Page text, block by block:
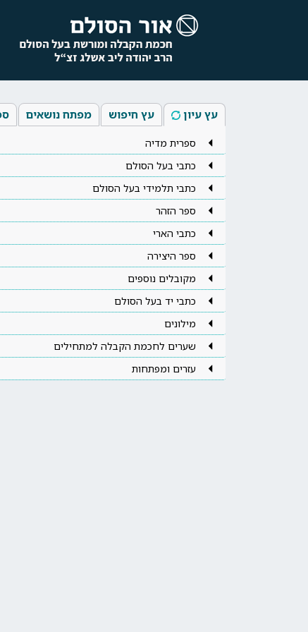
עץ עיון עץ חיפוש מפתח נושאים
ספרית מדיה
כתבי בעל הסולם
כתבי תלמידי בעל הסולם
ספר הזהר
כתבי הארי
ספר היצירה
מקובלים נוספים
כתבי יד בעל הסולם
מילונים
שערים לחכמת הקבלה למתחילים
עזרים ומפתחות